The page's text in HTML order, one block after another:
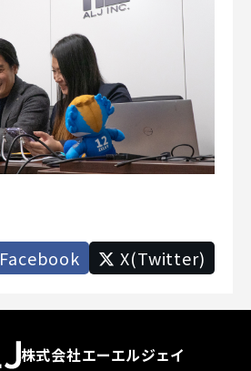
Facebook X(Twitter)
株式会社エーエルジェイ